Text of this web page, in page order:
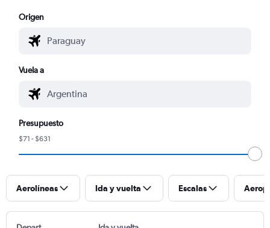
Origen
Vuela a
Presupuesto
$71 - $631
Aerolíneas Ida y vuelta Escalas